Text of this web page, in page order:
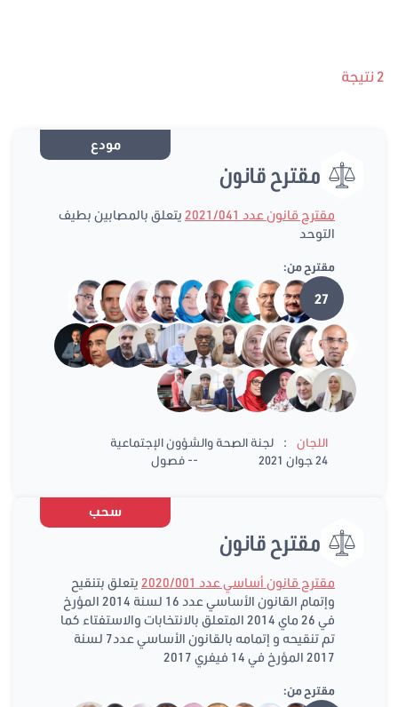
2 نتيجة
مودع
مقترح قانون
مقترح قانون عدد 2021/041
يتعلق بالمصابين بطيف
التوحد
مقترح من:
27
اللجان :
لجنة الصحة والشؤون الإجتماعية
24 جوان 2021
-- فصول
سحب
مقترح قانون
مقترح قانون أساسي عدد 2020/001
يتعلق بتنقيح
وإتمام القانون الأساسي عدد 16 لسنة 2014 المؤرخ
في 26 ماي 2014 المتعلق بالانتخابات والاستفتاء كما
تم تنقيحه و إتمامه بالقانون الأساسي عدد7 لسنة
2017 المؤرخ في 14 فيفري 2017
مقترح من: